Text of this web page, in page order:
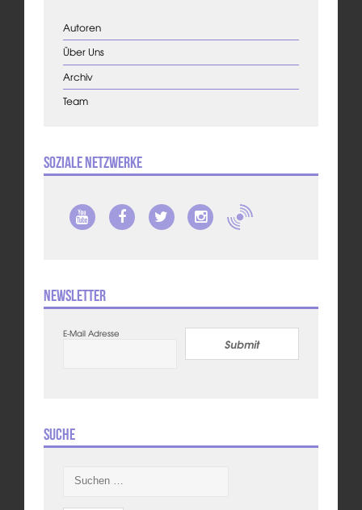
Autoren
Über Uns
Archiv
Team
Soziale Netzwerke
Newsletter
E-Mail Adresse
Submit
Suche
nach: